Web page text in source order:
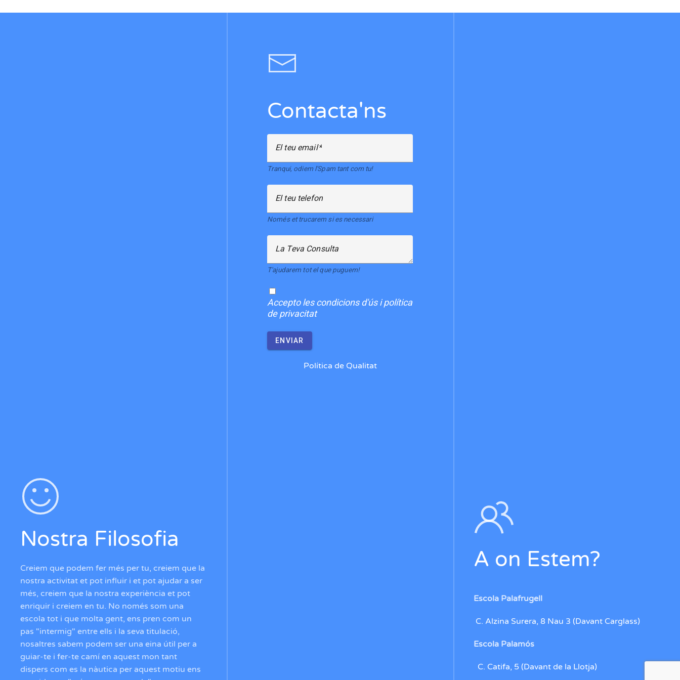
Nostra Filosofia
Creiem que podem fer més per tu, creiem que la
nostra activitat et pot influir i et pot ajudar a ser
més, creiem que la nostra experiència et pot
enriquir i creiem en tu. No només som una
escola tot i que molta gent, ens pren com un
pas "intermig" entre ells i la seva titulació,
nosaltres sabem podem ser una eina útil per a
guiar-te i fer-te camí en aquest mon tant
dispers com es la nàutica per aquest motiu ens
Contacta'ns
El teu email
Tranqui, odiem l'Spam tant com tu!
El teu telefon
Només et trucarem si es necessari
La Teva Consulta
T'ajudarem tot el que puguem!
Acceptoles condicions d'ús i política
de privacitat
ENVIAR
Política de Qualitat
A on Estem?
Escola Palafrugell
C. Alzina Surera, 8 Nau 3 (Davant Carglass)
Escola Palamós
C. Catifa, 5 (Davant de la Llotja)